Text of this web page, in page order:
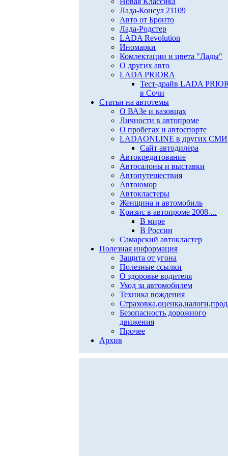
Лада-Консул 21109
Авто от Бронто
Лада-Родстер
LADA Revolution
Иномарки
Комлектации и цвета "Лады"
О других авто
LADA PRIORA
Тест-драйв LADA
в Сочи
Статьи на автотемы
О ВАЗе и вазовцах
Личности в автопроме
О пробегах и автоспорте
LADAONLINE в других СМИ
Сайт автодилера
Автокредитование
Автосалоны и выставки
Автопутешествия
Автоюмор
Автокластеры
Женщина и автомобиль
Кризис в автопроме 2008-...
В мире
В России
Самарский автокластер
Полезная информация
Защита от угона
Полезные ссылки
О здоровье водителя
Уход за автомобилем
Техника вождения
Безопасность дорожного
движения
Прочее
Архив